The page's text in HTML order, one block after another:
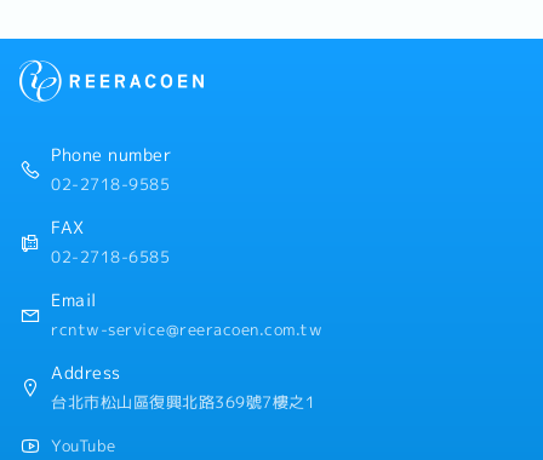
【企業福利】
・績效獎金 (1年2次發放，基本1.6個月)
・員工健康檢查 (1年1次)
・額外支付證照津貼
・證照課程訓練費用補助 (公司指定項目)
・免費零食無限供應、免費咖啡無限供應
・員工國內旅遊、家庭日
Phone number
02-2718-9585
FAX
02-2718-6585
Email
rcntw-service@reeracoen.com.tw
Address
台北市松山區復興北路369號7樓之1
YouTube